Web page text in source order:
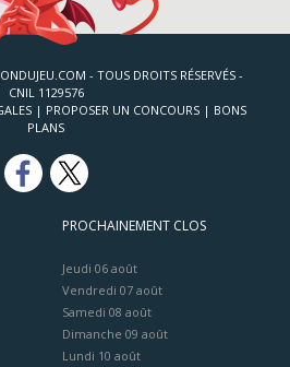
- TOUS DROITS RÉSERVÉS -
CNIL 1129576
| PROPOSER UN CONCOURS | BONS
PLANS
PROCHAINEMENT CLOS
Jeudi 06 août
Vendredi 07 août
Samedi 08 août
Dimanche 09 août
Lundi 10 août